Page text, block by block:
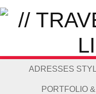
ADRESSES
PORTFOLIO